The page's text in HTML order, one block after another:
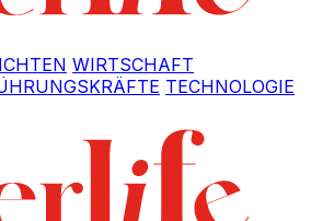
WIRTSCHAFT
TECHNOLOGIE